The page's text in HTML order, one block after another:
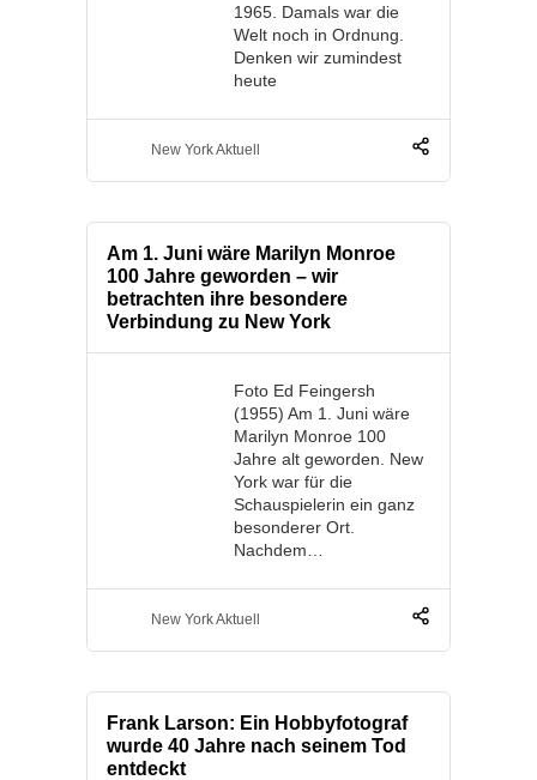
1965. Damals war die
Welt noch in Ordnung.
Denken wir zumindest
heute
New York Aktuell
Am 1. Juni wäre Marilyn Monroe
100 Jahre geworden – wir
betrachten ihre besondere
Verbindung zu New York
Foto Ed Feingersh
(1955) Am 1. Juni wäre
Marilyn Monroe 100
Jahre alt geworden. New
York war für die
Schauspielerin ein ganz
besonderer Ort.
Nachdem…
New York Aktuell
Frank Larson: Ein Hobbyfotograf
wurde 40 Jahre nach seinem Tod
entdeckt